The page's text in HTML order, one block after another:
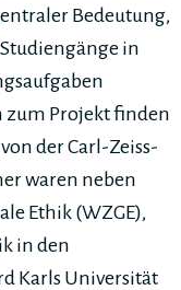
Bedeutung,
in
Projekt finden
der Carl-Zeiss-
waren neben
Ethik (WZGE),
in den
Karls Universität